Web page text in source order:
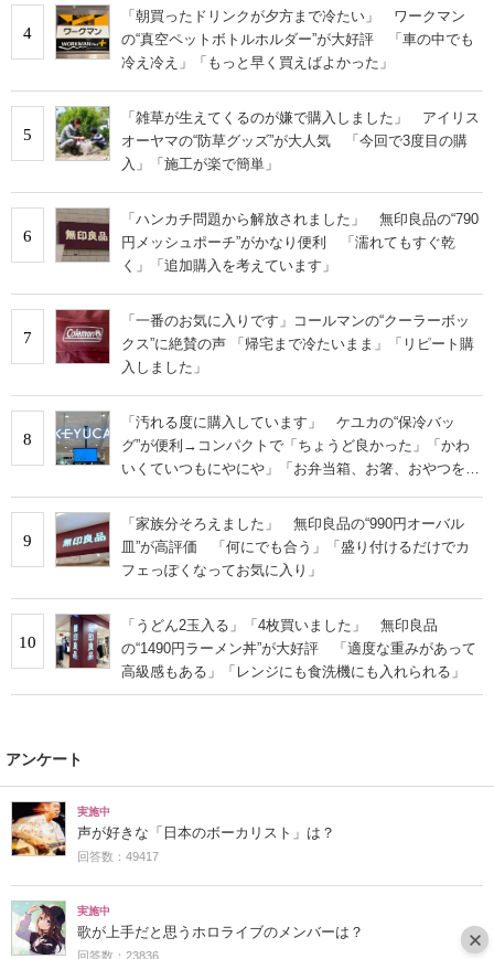
4
「朝買ったドリンクが夕方まで冷たい」 ワークマン
の“真空ペットボトルホルダー”が大好評 「車の中でも
冷え冷え」「もっと早く買えばよかった」
5
「雑草が生えてくるのが嫌で購入しました」 アイリス
オーヤマの“防草グッズ”が大人気 「今回で3度目の購
入」「施工が楽で簡単」
6
「ハンカチ問題から解放されました」 無印良品の“790
円メッシュポーチ”がかなり便利 「濡れてもすぐ乾
く」「追加購入を考えています」
7
「一番のお気に入りです」コールマンの“クーラーボッ
クス”に絶賛の声 「帰宅まで冷たいまま」「リピート購
入しました」
8
「汚れる度に購入しています」 ケユカの“保冷バッ
グ”が便利→コンパクトで「ちょうど良かった」「かわ
いくていつもにやにや」「お弁当箱、お箸、おやつを入
9
「家族分そろえました」 無印良品の“990円オーバル
皿”が高評価 「何にでも合う」「盛り付けるだけでカ
フェっぽくなってお気に入り」
10
「うどん2玉入る」「4枚買いました」 無印良品
の“1490円ラーメン丼”が大好評 「適度な重みがあって
高級感もある」「レンジにも食洗機にも入れられる」
アンケート
実施中
声が好きな「日本のボーカリスト」は？
回答数：49417
実施中
歌が上手だと思うホロライブのメンバーは？
回答数：23836